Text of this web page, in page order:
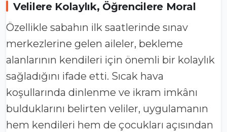
Velilere Kolaylık, Öğrencilere Moral
Özellikle sabahın ilk saatlerinde sınav
merkezlerine gelen aileler, bekleme
alanlarının kendileri için önemli bir kolaylık
sağladığını ifade etti. Sıcak hava
koşullarında dinlenme ve ikram imkânı
bulduklarını belirten veliler, uygulamanın
hem kendileri hem de çocukları açısından